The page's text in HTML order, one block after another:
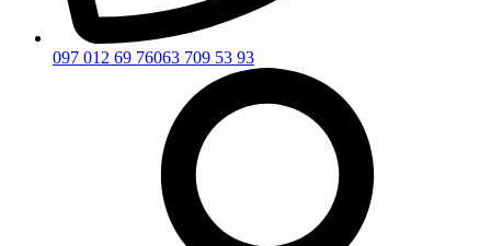
097 012 69 76063 709 53 93